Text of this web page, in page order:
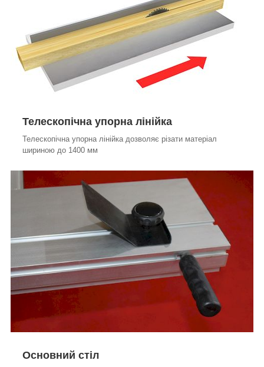
Телескопічна упорна лінійка
Телескопічна упорна лінійка дозволяє різати матеріал
шириною до 1400 мм
Основний стіл